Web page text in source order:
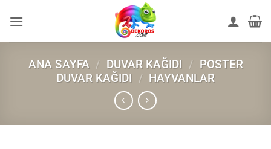
atla
ANA SAYFA / DUVAR KAĞIDI / POSTER
DUVAR KAĞIDI / HAYVANLAR